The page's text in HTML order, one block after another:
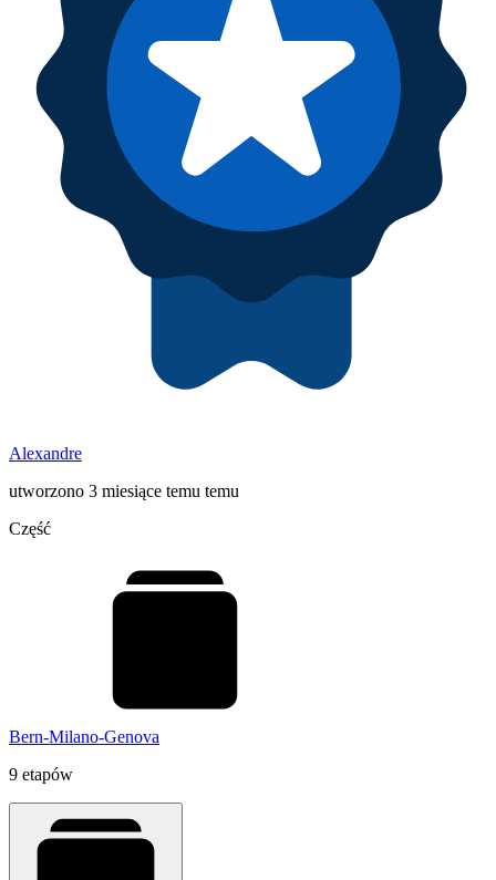
Alexandre
utworzono 3 miesiące temu temu
Część
Bern-Milano-Genova
9 etapów